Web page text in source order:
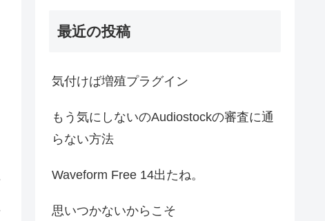
最近の投稿
気付けば増殖プラグイン
もう気にしないのAudiostockの審査に通
らない方法
Waveform Free 14出たね。
思いつかないからこそ